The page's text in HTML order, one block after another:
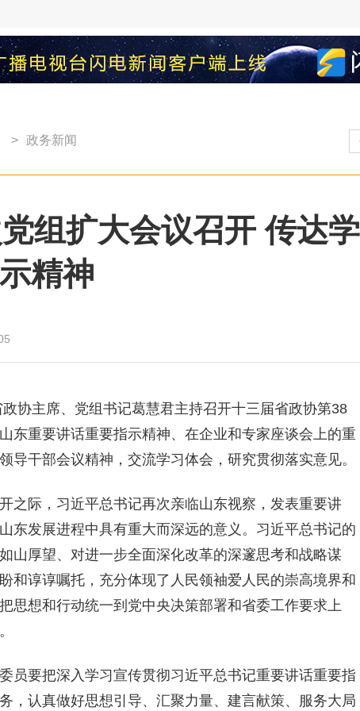
> 政务新闻
组扩大会议召开 传达
精神
协主席、党组书记葛慧君主持召开十三届省政协第38
东重要讲话重要指示精神、在企业和专家座谈会上的重
干部会议精神，交流学习体会，研究贯彻落实意见。
之际，习近平总书记再次亲临山东视察，发表重要讲
东发展进程中具有重大而深远的意义。习近平总书记的
山厚望、对进一步全面深化改革的深邃思考和战略谋
和谆谆嘱托，充分体现了人民领袖爱人民的崇高境界和
思想和行动统一到党中央决策部署和省委工作要求上
员要把深入学习宣传贯彻习近平总书记重要讲话重要指
，认真做好思想引导、汇聚力量、建言献策、服务大局